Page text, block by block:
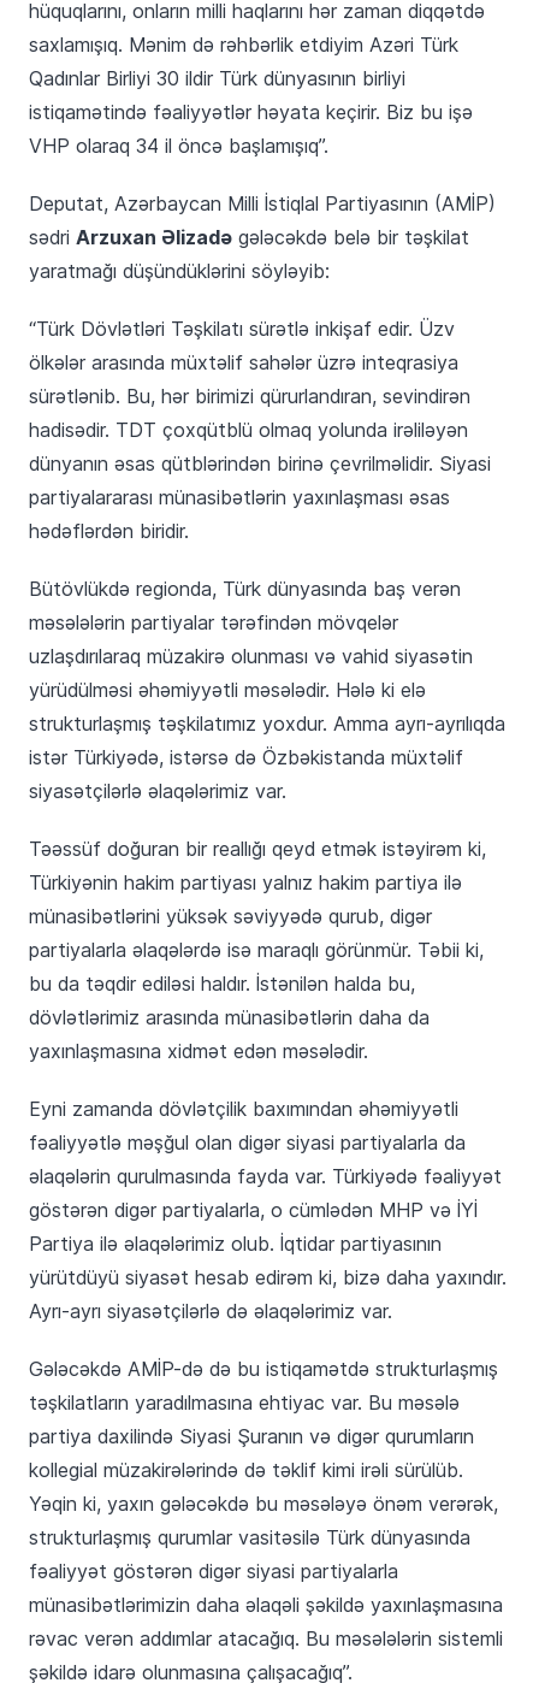
hüquqlarını, onların milli haqlarını hər zaman diqqətdə
saxlamışıq. Mənim də rəhbərlik etdiyim Azəri Türk
Qadınlar Birliyi 30 ildir Türk dünyasının birliyi
istiqamətində fəaliyyətlər həyata keçirir. Biz bu işə
VHP olaraq 34 il öncə başlamışıq”.
Deputat, Azərbaycan Milli İstiqlal Partiyasının (AMİP)
sədri Arzuxan Əlizadə gələcəkdə belə bir təşkilat
yaratmağı düşündüklərini söyləyib:
“Türk Dövlətləri Təşkilatı sürətlə inkişaf edir. Üzv
ölkələr arasında müxtəlif sahələr üzrə inteqrasiya
sürətlənib. Bu, hər birimizi qürurlandıran, sevindirən
hadisədir. TDT çoxqütblü olmaq yolunda irəliləyən
dünyanın əsas qütblərindən birinə çevrilməlidir. Siyasi
partiyalararası münasibətlərin yaxınlaşması əsas
hədəflərdən biridir.
Bütövlükdə regionda, Türk dünyasında baş verən
məsələlərin partiyalar tərəfindən mövqelər
uzlaşdırılaraq müzakirə olunması və vahid siyasətin
yürüdülməsi əhəmiyyətli məsələdir. Hələ ki elə
strukturlaşmış təşkilatımız yoxdur. Amma ayrı-ayrılıqda
istər Türkiyədə, istərsə də Özbəkistanda müxtəlif
siyasətçilərlə əlaqələrimiz var.
Təəssüf doğuran bir reallığı qeyd etmək istəyirəm ki,
Türkiyənin hakim partiyası yalnız hakim partiya ilə
münasibətlərini yüksək səviyyədə qurub, digər
partiyalarla əlaqələrdə isə maraqlı görünmür. Təbii ki,
bu da təqdir ediləsi haldır. İstənilən halda bu,
dövlətlərimiz arasında münasibətlərin daha da
yaxınlaşmasına xidmət edən məsələdir.
Eyni zamanda dövlətçilik baxımından əhəmiyyətli
fəaliyyətlə məşğul olan digər siyasi partiyalarla da
əlaqələrin qurulmasında fayda var. Türkiyədə fəaliyyət
göstərən digər partiyalarla, o cümlədən MHP və İYİ
Partiya ilə əlaqələrimiz olub. İqtidar partiyasının
yürütdüyü siyasət hesab edirəm ki, bizə daha yaxındır.
Ayrı-ayrı siyasətçilərlə də əlaqələrimiz var.
Gələcəkdə AMİP-də də bu istiqamətdə strukturlaşmış
təşkilatların yaradılmasına ehtiyac var. Bu məsələ
partiya daxilində Siyasi Şuranın və digər qurumların
kollegial müzakirələrində də təklif kimi irəli sürülüb.
Yəqin ki, yaxın gələcəkdə bu məsələyə önəm verərək,
strukturlaşmış qurumlar vasitəsilə Türk dünyasında
fəaliyyət göstərən digər siyasi partiyalarla
münasibətlərimizin daha əlaqəli şəkildə yaxınlaşmasına
rəvac verən addımlar atacağıq. Bu məsələlərin sistemli
şəkildə idarə olunmasına çalışacağıq”.